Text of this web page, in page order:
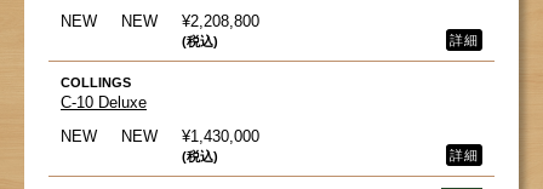
NEW
NEW ¥2,208,800
(税込) 詳細
COLLINGS
C-10 Deluxe
NEW
NEW ¥1,430,000
(税込) 詳細